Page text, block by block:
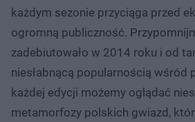
każdym sezonie przyciąga przed
ogromną publiczność.
zadebiutowało w 2014 roku i od
niesłabnącą popularnością wśród
każdej edycji możemy oglądać
metamorfozy polskich gwiazd,